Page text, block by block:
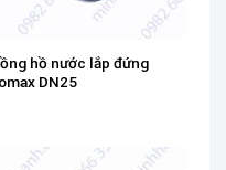
hồ nước lắp đứng
DN25